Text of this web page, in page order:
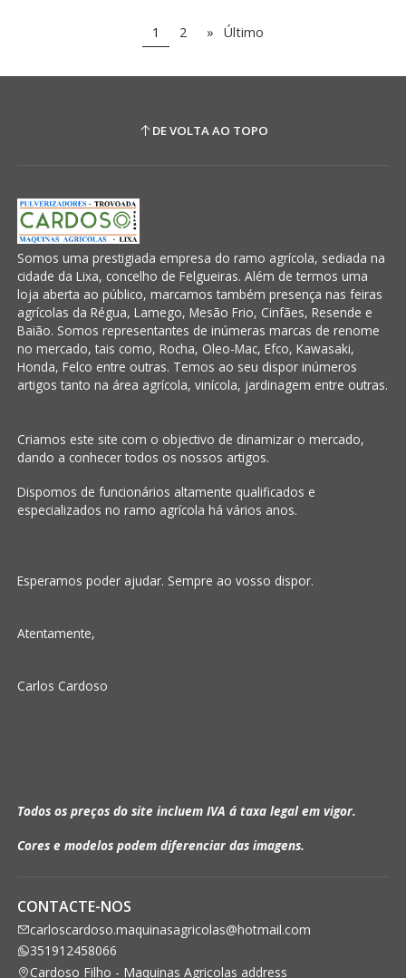
1 2 » Último
DE VOLTA AO TOPO
Somos uma prestigiada empresa do ramo agrícola, sediada na
cidade da Lixa, concelho de Felgueiras. Além de termos uma
loja aberta ao público, marcamos também presença nas feiras
agrícolas da Régua, Lamego, Mesão Frio, Cinfães, Resende e
Baião. Somos representantes de inúmeras marcas de renome
no mercado, tais como, Rocha, Oleo-Mac, Efco, Kawasaki,
Honda, Felco entre outras. Temos ao seu dispor inúmeros
artigos tanto na área agrícola, vinícola, jardinagem entre outras.
Criamos este site com o objectivo de dinamizar o mercado,
dando a conhecer todos os nossos artigos.
Dispomos de funcionários altamente qualificados e
especializados no ramo agrícola há vários anos.
Esperamos poder ajudar. Sempre ao vosso dispor.
Atentamente,
Carlos Cardoso
Todos os preços do site incluem IVA á taxa legal em vigor.
Cores e modelos podem diferenciar das imagens.
CONTACTE-NOS
carloscardoso.maquinasagricolas@hotmail.com
351912458066
Cardoso Filho - Maquinas Agricolas address